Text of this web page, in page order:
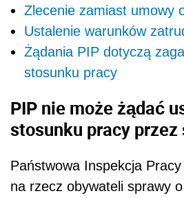
Zlecenie zamiast umowy
Ustalenie warunków
Żądania PIP dotyczą
stosunku pracy
PIP nie może żądać
stosunku pracy przez
Państwowa Inspekcja
na rzecz obywateli sprawy